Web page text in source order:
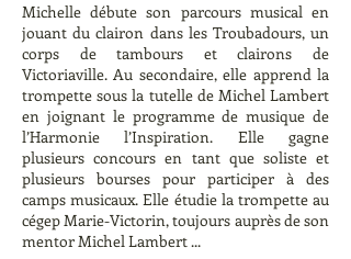
Michelle débute son parcours musical en
jouant du clairon dans les Troubadours, un
corps de tambours et clairons de
Victoriaville. Au secondaire, elle apprend la
trompette sous la tutelle de Michel Lambert
en joignant le programme de musique de
l’Harmonie l’Inspiration. Elle gagne
plusieurs concours en tant que soliste et
plusieurs bourses pour participer à des
camps musicaux. Elle étudie la trompette au
cégep Marie-Victorin, toujours auprès de son
mentor Michel Lambert ...